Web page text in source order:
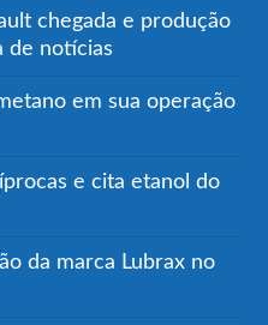
chegada e produção
de notícias
em sua operação
e cita etanol do
da marca Lubrax no